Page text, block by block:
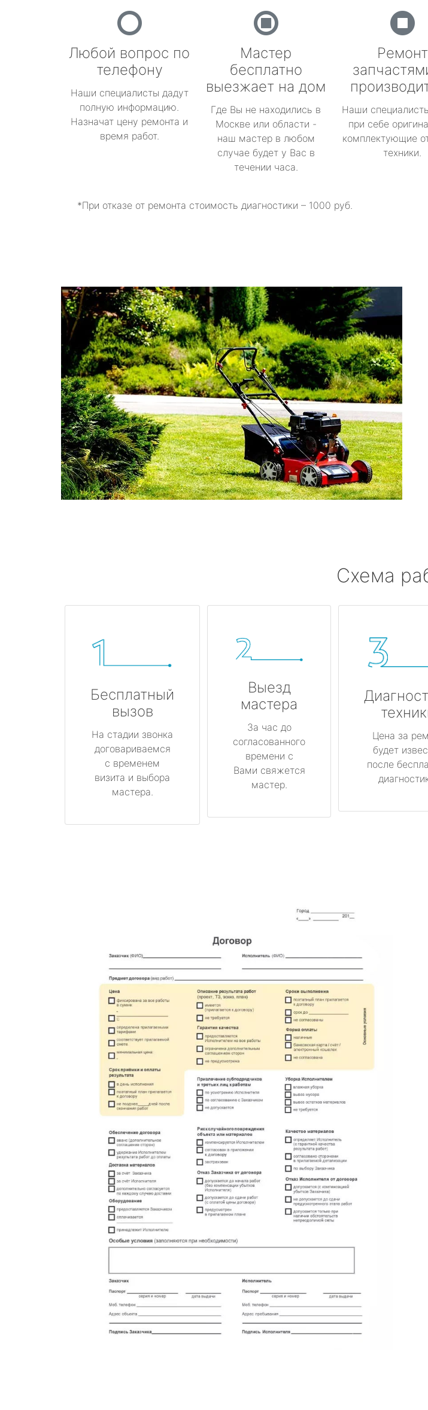
Любой вопрос по
телефону
Наши специалисты дадут
полную информацию.
Назначат цену ремонта и
время работ.
Мастер
бесплатно
выезжает на дом
Где Вы не находились в
Москве или области -
наш мастер в любом
случае будет у Вас в
течении часа.
Ремонт
Наши
при себе
комплектующие
техники.
*При отказе от ремонта стоимость диагностики – 1000 руб.
Схема
Бесплатный
вызов
На стадии звонка
договариваемся
с временем
визита и выбора
мастера.
Выезд
мастера
За час до
согласованного
времени с
Вами свяжется
мастер.
Цена за
будет
после